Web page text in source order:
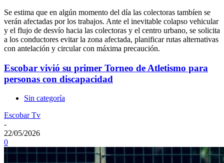
Se estima que en algún momento del día las colectoras tambíen se
verán afectadas por los trabajos. Ante el inevitable colapso vehicular
y el flujo de desvío hacia las colectoras y el centro urbano, se solicita
a los conductores evitar la zona afectada, planificar rutas alternativas
con antelación y circular con máxima precaución.
Escobar vivió su primer Torneo de Atletismo para
personas con discapacidad
Sin categoría
Escobar Tv
-
22/05/2026
0